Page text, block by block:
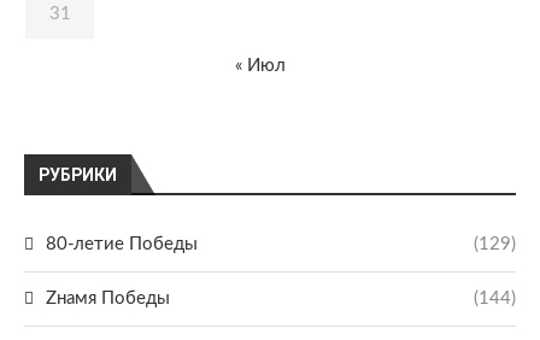
РУБРИКИ
80-летие Победы (129)
Zнамя Победы (144)
31
« Июл